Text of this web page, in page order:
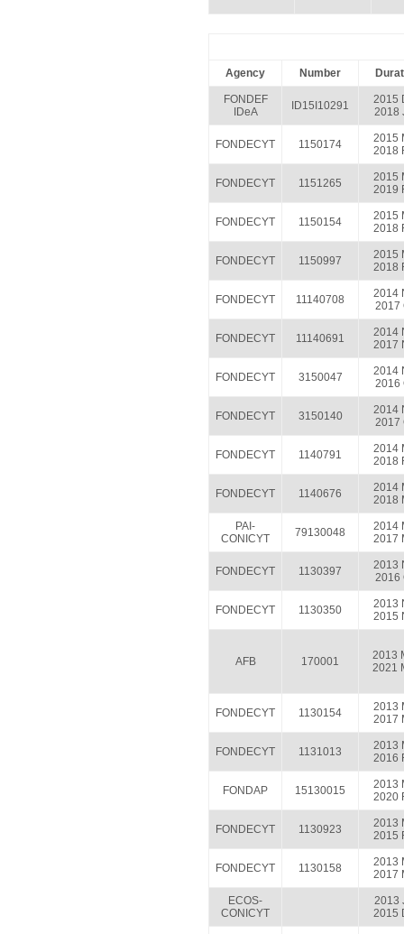
Agency Number
FONDEF
IDeA
ID15I10291
2015
2018
FONDECYT 1150174
2015
2018
FONDECYT 1151265
2015
2019
FONDECYT 1150154
2015
2018
FONDECYT 1150997
2015
2018
FONDECYT 11140708
2014
2017
FONDECYT 11140691
2014
2017
FONDECYT 3150047
2014
2016
FONDECYT 3150140
2014
2017
FONDECYT 1140791
2014
2018
FONDECYT 1140676
2014
2018
PAI-
CONICYT
79130048
2014
2017
FONDECYT 1130397
2013
2016
FONDECYT 1130350
2013
2015
AFB 170001
2013
2021
FONDECYT 1130154
2013
2017
FONDECYT 1131013
2013
2016
FONDAP 15130015
2013
2020
FONDECYT 1130923
2013
2015
FONDECYT 1130158
2013
2017
ECOS-
CONICYT
2013
2015